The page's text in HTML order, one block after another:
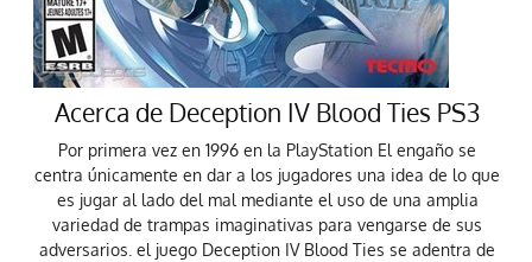
Acerca de Deception IV Blood Ties PS3
Por primera vez en 1996 en la PlayStation El engaño se
centra únicamente en dar a los jugadores una idea de lo que
es jugar al lado del mal mediante el uso de una amplia
variedad de trampas imaginativas para vengarse de sus
adversarios. el juego Deception IV Blood Ties se adentra de